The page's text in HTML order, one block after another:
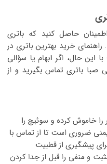
حاصل کنید که باتری
خرید بهترین باتری در
حال، اگر ابهام یا سؤالی
صبا باتری تماس بگیرید و از
را خاموش کرده و سوئیچ را
ضروری است تا از تماس با
پیشگیری از قطبیت
و منفی را قبل از جدا کردن